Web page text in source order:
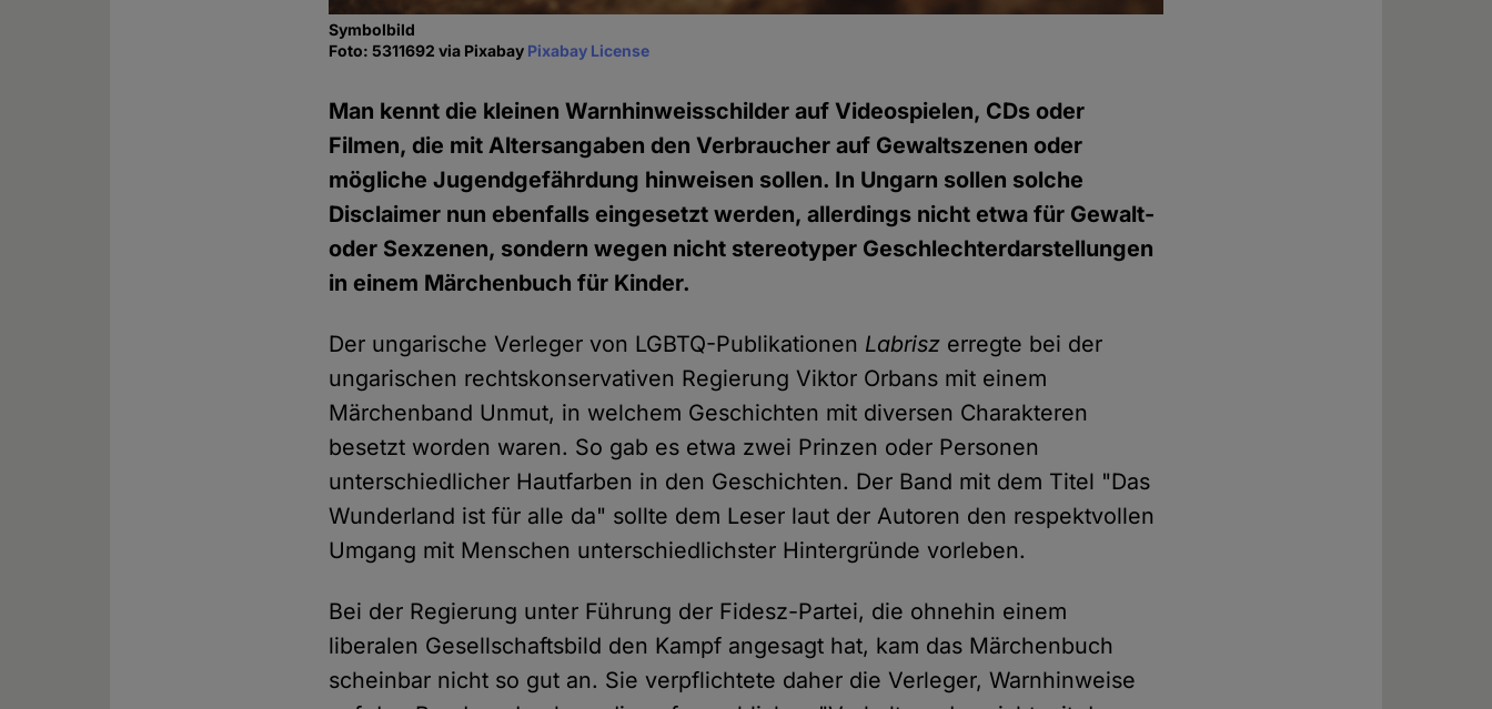
Symbolbild
Foto: 5311692 via Pixabay Pixabay License
Man kennt die kleinen Warnhinweisschilder auf Videospielen, CDs oder
Filmen, die mit Altersangaben den Verbraucher auf Gewaltszenen oder
mögliche Jugendgefährdung hinweisen sollen. In Ungarn sollen solche
Disclaimer nun ebenfalls eingesetzt werden, allerdings nicht etwa für Gewalt-
oder Sexzenen, sondern wegen nicht stereotyper Geschlechterdarstellungen
in einem Märchenbuch für Kinder.
Der ungarische Verleger von LGBTQ-Publikationen Labrisz erregte bei der
ungarischen rechtskonservativen Regierung Viktor Orbans mit einem
Märchenband Unmut, in welchem Geschichten mit diversen Charakteren
besetzt worden waren. So gab es etwa zwei Prinzen oder Personen
unterschiedlicher Hautfarben in den Geschichten. Der Band mit dem Titel "Das
Wunderland ist für alle da" sollte dem Leser laut der Autoren den respektvollen
Umgang mit Menschen unterschiedlichster Hintergründe vorleben.
Bei der Regierung unter Führung der Fidesz-Partei, die ohnehin einem
liberalen Gesellschaftsbild den Kampf angesagt hat, kam das Märchenbuch
scheinbar nicht so gut an. Sie verpflichtete daher die Verleger, Warnhinweise